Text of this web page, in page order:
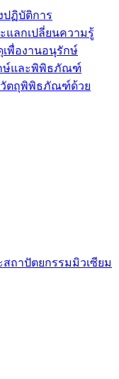
ปฏิบัติการ
แลกเปลี่ยนความรู้
พื่องานอนุรักษ์
ษ์และพิพิธภัณฑ์
วัตถุพิพิธภัณฑ์ด้วย
ถาปัตยกรรมมิวเซียม